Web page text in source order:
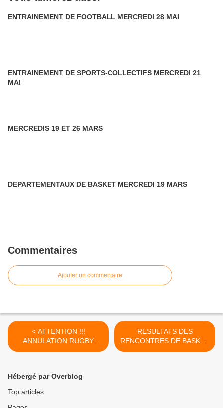
ENTRAINEMENT DE FOOTBALL MERCREDI 28 MAI
ENTRAINEMENT DE SPORTS-COLLECTIFS MERCREDI 21
MAI
MERCREDIS 19 ET 26 MARS
DEPARTEMENTAUX DE BASKET MERCREDI 19 MARS
Commentaires
Ajouter un commentaire
< ATTENTION !!!
ANNULATION RUGBY
TERRAINS
RESULTATS DES
RENCONTRES DE BASKET
DE MERCREDI 4 JANVIER
Hébergé par Overblog
Top articles